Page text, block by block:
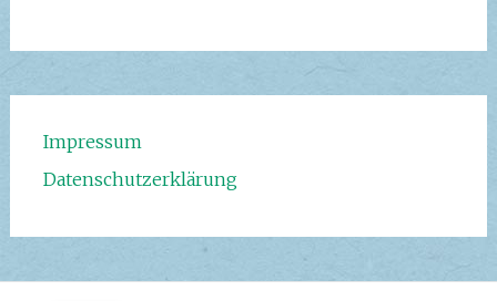
Impressum
Datenschutzerklärung